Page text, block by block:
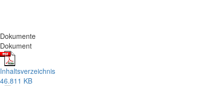
Dokumente
Dokument
Inhaltsverzeichnis
46.811 KB